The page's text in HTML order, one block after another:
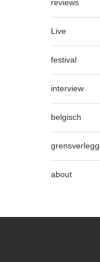
reviews
Live
festival
interview
belgisch
about